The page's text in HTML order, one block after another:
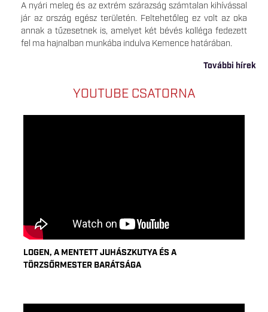
A nyári meleg és az extrém szárazság számtalan kihívással
jár az ország egész területén. Feltehetőleg ez volt az oka
annak a tűzesetnek is, amelyet két bévés kolléga fedezett
fel ma hajnalban munkába indulva Kemence határában.
További hírek
YOUTUBE CSATORNA
LOGEN, A MENTETT JUHÁSZKUTYA ÉS A
TÖRZSŐRMESTER BARÁTSÁGA